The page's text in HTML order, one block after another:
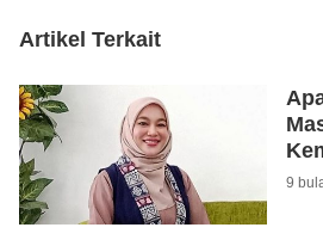
Artikel Terkait
9